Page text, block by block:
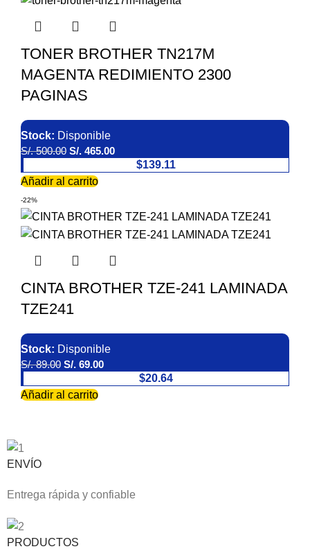
TONER BROTHER TN217M
MAGENTA REDIMIENTO 2300
PAGINAS
Stock: Disponible
S/.500.00 S/. 465.00
$139.11
Añadir al carrito
-22%
CINTA BROTHER TZE-241 LAMINADA
TZE241
Stock: Disponible
S/.89.00 S/. 69.00
$20.64
Añadir al carrito
ENVÍO
Entrega rápida y confiable
PRODUCTOS